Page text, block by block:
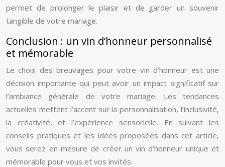
permet de prolonger le plaisir et de garder un souvenir
tangible de votre mariage.
Conclusion : un vin d’honneur personnalisé
et mémorable
Le choix des breuvages pour votre vin d’honneur est une
décision importante qui peut avoir un impact significatif sur
l’ambiance générale de votre mariage. Les tendances
actuelles mettent l’accent sur la personnalisation, l’inclusivité,
la créativité, et l’expérience sensorielle. En suivant les
conseils pratiques et les idées proposées dans cet article,
vous serez en mesure de créer un vin d’honneur unique et
mémorable pour vous et vos invités.